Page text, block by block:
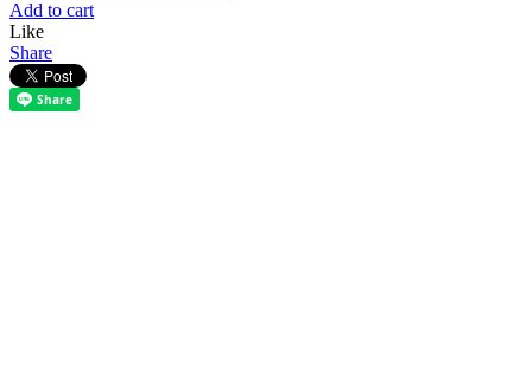
Add to cart
Like
Share